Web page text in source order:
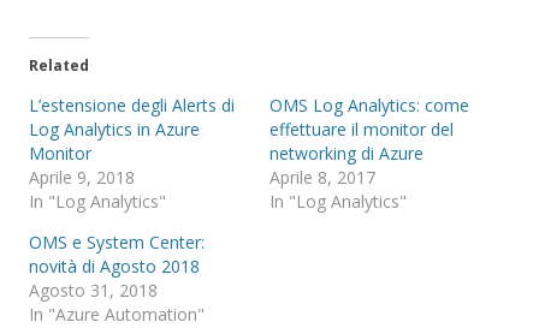
Related
L’estensione degli Alerts di
Log Analytics in Azure
Monitor
Aprile 9, 2018
In "Log Analytics"
OMS Log Analytics: come
effettuare il monitor del
networking di Azure
Aprile 8, 2017
In "Log Analytics"
OMS e System Center:
novità di Agosto 2018
Agosto 31, 2018
In "Azure Automation"